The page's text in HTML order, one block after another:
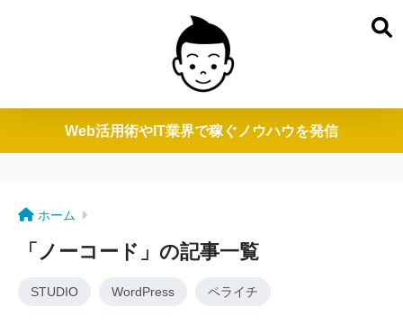
Web活用術やIT業界で稼ぐノウハウを発信
ホーム
「ノーコード」の記事一覧
STUDIO WordPress ペライチ